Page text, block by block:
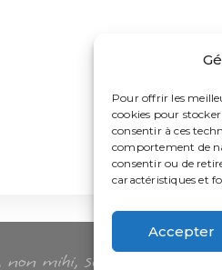
Pour offrir les
cookies pour
consentir à ces
comportement de
consentir ou de
caractéristiques et
Accepter
non mihi, sed nomini tuo